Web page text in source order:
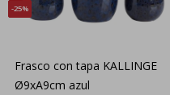
25
Frasco con tapa KALLINGE
Ø9xA9cm azul